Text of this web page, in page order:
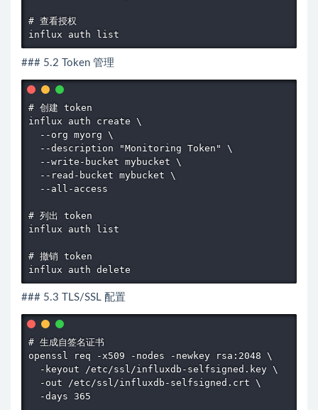
# 查看授权
influx auth list
### 5.2 Token 管理
# 创建 token
influx auth create \
  --org myorg \
  --description "Monitoring Token" \
  --write-bucket mybucket \
  --read-bucket mybucket \
  --all-access
# 列出 token
influx auth list
# 撤销 token
influx auth delete
### 5.3 TLS/SSL 配置
# 生成自签名证书
openssl req -x509 -nodes -newkey rsa:2048 \
  -keyout /etc/ssl/influxdb-selfsigned.key \
  -out /etc/ssl/influxdb-selfsigned.crt \
  -days 365